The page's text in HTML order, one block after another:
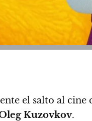
el salto al
Kuzovkov.